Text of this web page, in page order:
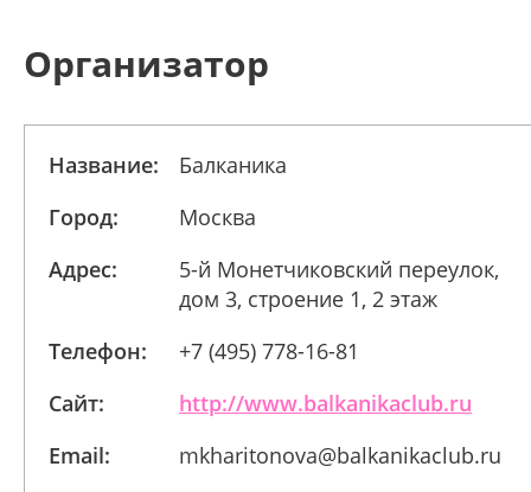
Организатор
Название:
Балканика
Город:
Москва
Адрес:
5-й Монетчиковский переулок,
дом 3, строение 1, 2 этаж
Телефон:
+7 (495) 778-16-81
Сайт:
http://www.balkanikaclub.ru
Email:
mkharitonova@balkanikaclub.ru